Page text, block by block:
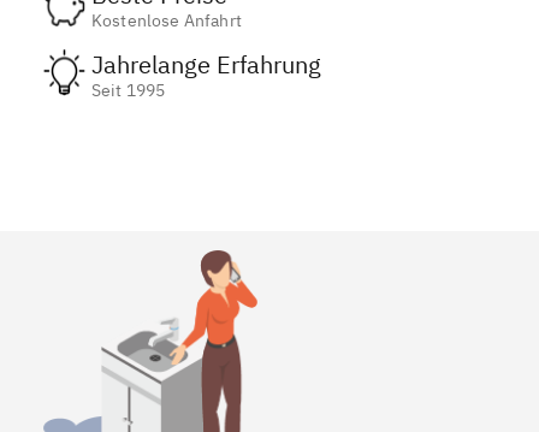
Kostenlose Anfahrt
Jahrelange Erfahrung
Seit 1995